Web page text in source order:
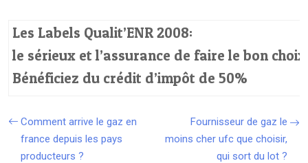
Les Labels Qualit’ENR 2008:
le sérieux et l’assurance de faire le bon choix
Bénéficiez du crédit d’impôt de 50%
Comment arrive le gaz en
france depuis les pays
producteurs ?
Fournisseur de gaz le
moins cher ufc que choisir,
qui sort du lot ?